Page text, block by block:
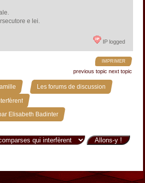
e lei.
IP logged
IMPRIMER
previous topic next topic
» Les forums de discussion »
»
Elisabeth Badinter